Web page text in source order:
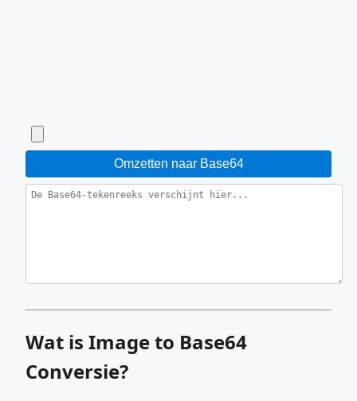
Omzetten naar Base64
Wat is Image to Base64
Conversie?